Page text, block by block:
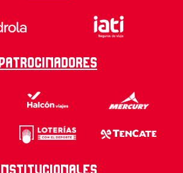
Patrocinadores